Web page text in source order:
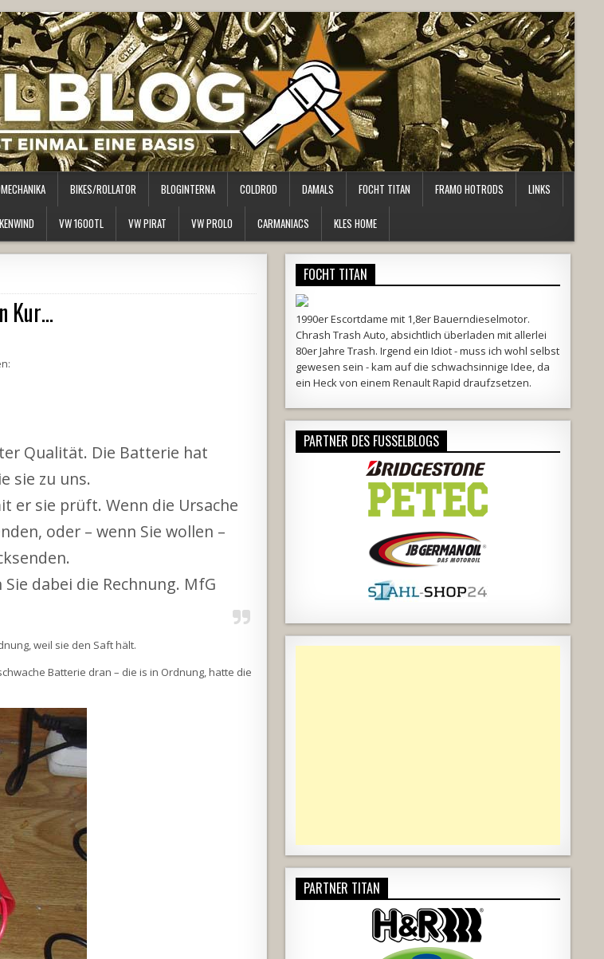
BIKES/ROLLATOR BLOGINTERNA COLDROD DAMALS FOCHT TITAN FRAMO HOTRODS LINKS
VW 1600TL VW PIRAT VW PROLO CARMANIACS KLES HOME
Kur…
Qualität. Die Batterie hat
sie zu uns.
er sie prüft. Wenn die Ursache
oder – wenn Sie wollen –
dabei die Rechnung. MfG
weil sie den Saft hält.
Batterie dran – die is in Ordnung, hatte die
FOCHT TITAN
1990er Escortdame mit 1,8er Bauerndieselmotor.
Chrash Trash Auto, absichtlich überladen mit allerlei
80er Jahre Trash. Irgend ein Idiot - muss ich wohl selbst
gewesen sein - kam auf die schwachsinnige Idee, da
ein Heck von einem Renault Rapid draufzsetzen.
PARTNER DES FUSSELBLOGS
PARTNER TITAN